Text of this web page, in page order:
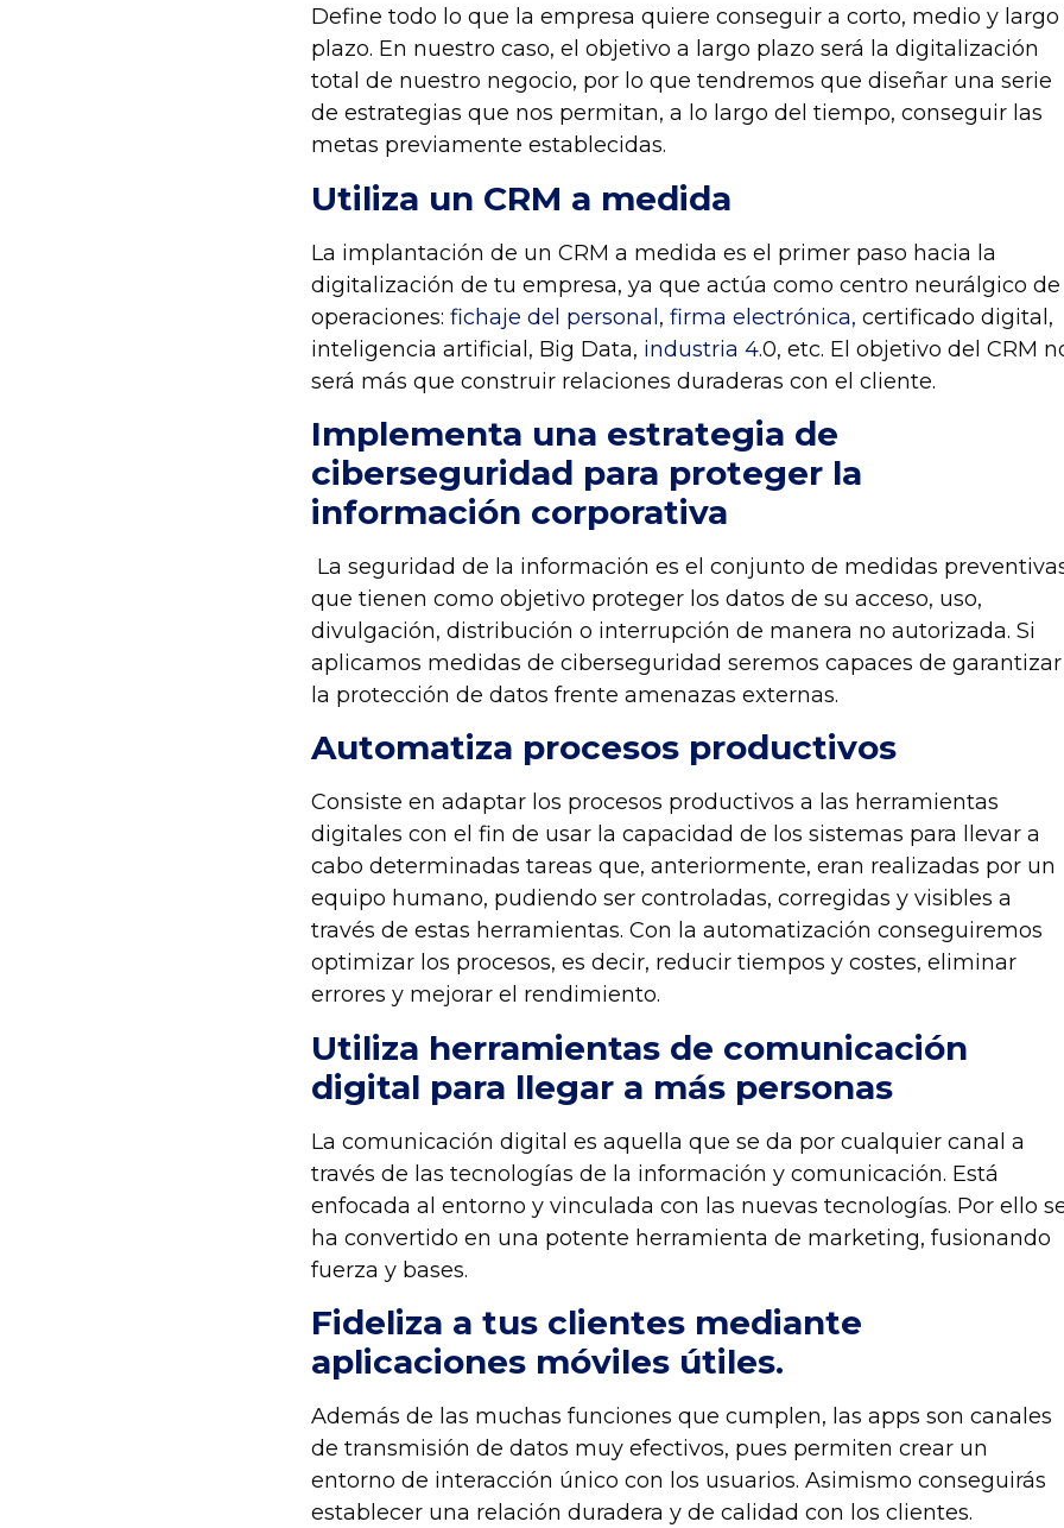
Define todo lo que la empresa quiere conseguir a corto, medio y largo
plazo. En nuestro caso, el objetivo a largo plazo será la digitalización
total de nuestro negocio, por lo que tendremos que diseñar una serie
de estrategias que nos permitan, a lo largo del tiempo, conseguir las
metas previamente establecidas.
Utiliza un CRM a medida
La implantación de un CRM a medida es el primer paso hacia la
digitalización de tu empresa, ya que actúa como centro neurálgico de
operaciones:fichaje del personal,firma electrónica, certificado digital,
inteligencia artificial, Big Data, industria 4.0, etc. El objetivo del CRM
será más que construir relaciones duraderas con el cliente.
Implementa una estrategia de
ciberseguridad para proteger la
información corporativa
La seguridad de la información es el conjunto de medidas
que tienen como objetivo proteger los datos de suacceso, uso,
divulgación, distribución o interrupción de manera no autorizada. Si
aplicamos medidas de ciberseguridad seremos capaces de garantizar
la protección de datos frente amenazas externas.
Automatiza procesos productivos
Consiste en adaptar los procesos productivos a las herramientas
digitales con el fin de usar la capacidad de los sistemas para llevar a
cabo determinadas tareas que, anteriormente, eran realizadas por un
equipo humano, pudiendo ser controladas, corregidas y visibles a
través de estas herramientas. Con la automatización conseguiremos
optimizar los procesos, es decir, reducir tiempos y costes,eliminar
errores y mejorar el rendimiento.
Utiliza herramientas de comunicación
digital para llegar a más personas
La comunicación digital es aquella que se da por cualquier canal a
través de las tecnologías de la información y comunicación. Está
enfocada al entorno y vinculada con las nuevas tecnologías. Por ello
ha convertido en una potente herramienta de marketing, fusionando
fuerza y bases.
Fideliza a tus clientes mediante
aplicaciones móviles útiles.
Además de las muchas funciones que cumplen, las apps son canales
de transmisión de datos muy efectivos, pues permiten crear un
entorno de interacción único con los usuarios. Asimismo conseguirás
establecer una relación duradera y de calidad con los clientes.